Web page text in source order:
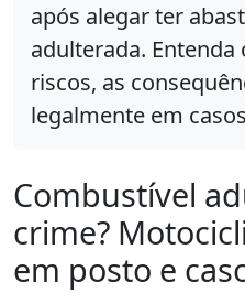
após alegar ter
adulterada. Entenda
riscos, as
legalmente em
Combustível
crime?
em posto e